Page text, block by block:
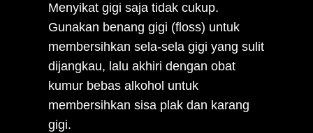
Menyikat gigi saja tidak cukup.
Gunakan benang gigi (floss) untuk
membersihkan sela-sela gigi yang sulit
dijangkau, lalu akhiri dengan obat
kumur bebas alkohol untuk
membersihkan sisa plak dan karang
gigi.